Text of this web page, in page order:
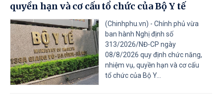
quyền hạn và cơ cấu tổ chức của Bộ Y tế
(Chinhphu.vn) - Chính phủ vừa
ban hành Nghị định số
313/2026/NĐ-CP ngày
08/8/2026 quy định chức năng,
nhiệm vụ, quyền hạn và cơ cấu
tổ chức của Bộ Y...